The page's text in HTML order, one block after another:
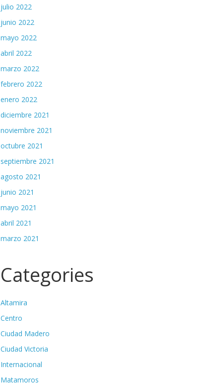
julio 2022
junio 2022
mayo 2022
abril 2022
marzo 2022
febrero 2022
enero 2022
diciembre 2021
noviembre 2021
octubre 2021
septiembre 2021
agosto 2021
junio 2021
mayo 2021
abril 2021
marzo 2021
Categories
Altamira
Centro
Ciudad Madero
Ciudad Victoria
Internacional
Matamoros